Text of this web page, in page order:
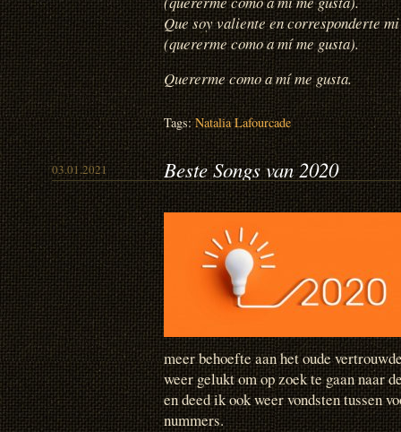
Que soy valiente en corresponderte
(quererme como a mí me gusta).
Quererme como a mí me gusta.
Tags:Natalia Lafourcade
03.01.2021 Beste Songs van 2020
meer behoefte aan het oude
weer gelukt om op zoek te gaan naar
en deed ik ook weer vondsten tussen
nummers.